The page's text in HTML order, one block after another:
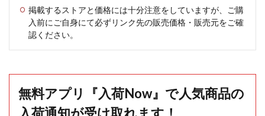
掲載するストアと価格には十分注意をしていますが、ご購
入前にご自身にて必ずリンク先の販売価格・販売元をご確
認ください。
無料アプリ『入荷Now』で人気商品の
入荷通知が受け取れます！